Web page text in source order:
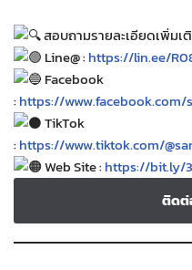
สอบถามรายละเอียดเพิ่มเ
Line@ : https://lin.ee/
Facebook
: https://
TikTok
: https://www.tiktok.com/
Web Site : https://bit.ly/
ติดต่